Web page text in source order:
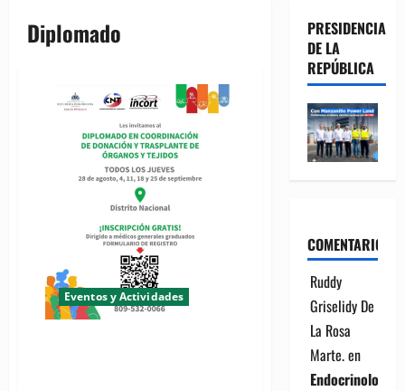
Diplomado
Eventos y Actividades
PRESIDENCIA
DE LA
REPÚBLICA
COMENTARIOS
Ruddy
Griselidy De
La Rosa
Marte.en
Endocrinología